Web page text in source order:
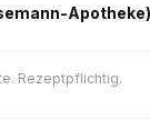
Apotheke)
Rezeptpflichtig.